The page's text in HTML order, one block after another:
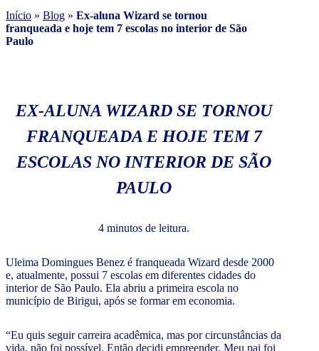
Início » Blog » Ex-aluna Wizard se tornou
franqueada e hoje tem 7 escolas no interior de São
Paulo
EX-ALUNA WIZARD SE TORNOU
FRANQUEADA E HOJE TEM 7
ESCOLAS NO INTERIOR DE SÃO
PAULO
4 minutos de leitura.
Uleima Domingues Benez é franqueada Wizard desde 2000
e, atualmente, possui 7 escolas em diferentes cidades do
interior de São Paulo. Ela abriu a primeira escola no
município de Birigui, após se formar em economia.
“Eu quis seguir carreira acadêmica, mas por circunstâncias da
vida, não foi possível. Então decidi empreender. Meu pai foi